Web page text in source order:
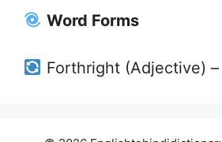
Word Forms
Forthright (Adjective) –